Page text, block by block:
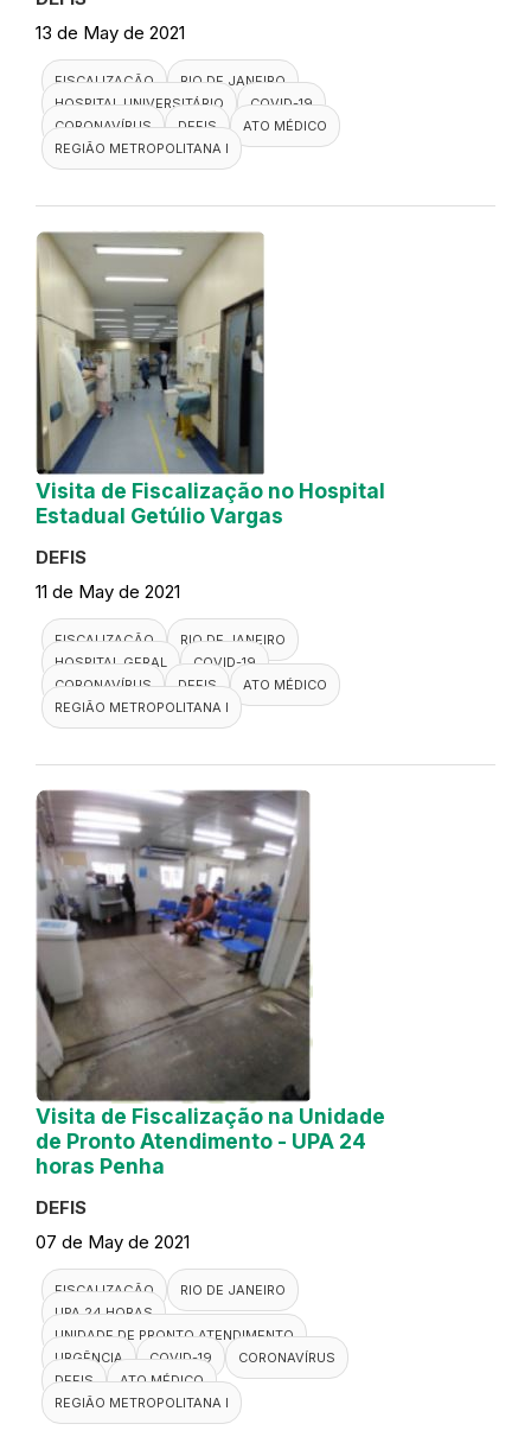
13 de May de 2021
FISCALIZAÇÃO
RIO DE JANEIRO
HOSPITAL UNIVERSITÁRIO
COVID-19
CORONAVÍRUS
DEFIS
ATO MÉDICO
REGIÃO METROPOLITANA I
Visita de Fiscalização no Hospital
Estadual Getúlio Vargas
DEFIS
11 de May de 2021
FISCALIZAÇÃO
RIO DE JANEIRO
HOSPITAL GERAL
COVID-19
CORONAVÍRUS
DEFIS
ATO MÉDICO
REGIÃO METROPOLITANA I
Visita de Fiscalização na Unidade
de Pronto Atendimento - UPA 24
horas Penha
DEFIS
07 de May de 2021
FISCALIZAÇÃO
RIO DE JANEIRO
UPA 24 HORAS
UNIDADE DE PRONTO ATENDIMENTO
URGÊNCIA
COVID-19
CORONAVÍRUS
DEFIS
ATO MÉDICO
REGIÃO METROPOLITANA I